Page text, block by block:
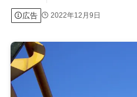
広告 2022年12月9日